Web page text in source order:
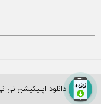
خط
دانلود اپلیکیشن نی